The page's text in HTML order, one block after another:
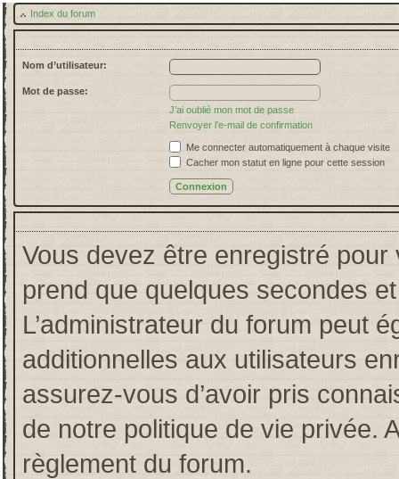
Index du forum
Nom d’utilisateur:
Mot de passe:
J’ai oublié mon mot de passe
Renvoyer l’e-mail de confirmation
Me connecter automatiquement à chaque visite
Cacher mon statut en ligne pour cette session
Vous devez être enregistré pour
prend que quelques secondes
L’administrateur du forum peut
additionnelles aux utilisateurs
assurez-vous d’avoir pris
de notre politique de vie privée.
règlement du forum.